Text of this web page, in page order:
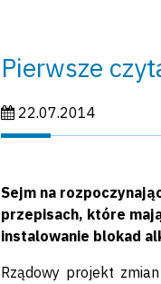
Pierwsze
Data publikacji:
22.07.2014
Sejm na
przepisach, które
instalowanie blokad
Rządowy projekt